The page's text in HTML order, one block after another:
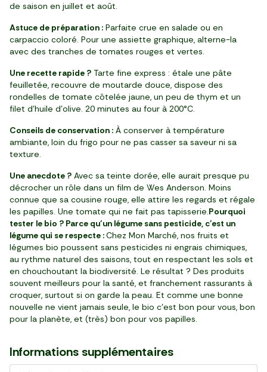
de saison en juillet et août.
Astuce de préparation : Parfaite crue en salade ou en
carpaccio coloré. Pour une assiette graphique, alterne-la
avec des tranches de tomates rouges et vertes.
Une recette rapide ? Tarte fine express : étale une pâte
feuilletée, recouvre de moutarde douce, dispose des
rondelles de tomate côtelée jaune, un peu de thym et un
filet d’huile d’olive. 20 minutes au four à 200°C.
Conseils de conservation : À conserver à température
ambiante, loin du frigo pour ne pas casser sa saveur ni sa
texture.
Une anecdote ? Avec sa teinte dorée, elle aurait presque pu
décrocher un rôle dans un film de Wes Anderson. Moins
connue que sa cousine rouge, elle attire les regards et régale
les papilles. Une tomate qui ne fait pas tapisserie.Pourquoi
tester le bio ? Parce qu’un légume sans pesticide, c’est un
légume qui se respecte :Chez Mon Marché, nos fruits et
légumes bio poussent sans pesticides ni engrais chimiques,
au rythme naturel des saisons, tout en respectant les sols et
en chouchoutant la biodiversité. Le résultat ? Des produits
souvent meilleurs pour la santé, et franchement rassurants à
croquer, surtout si on garde la peau. Et comme une bonne
nouvelle ne vient jamais seule, le bio c’est bon pour vous, bon
pour la planète, et (très) bon pour vos papilles.
Informations supplémentaires